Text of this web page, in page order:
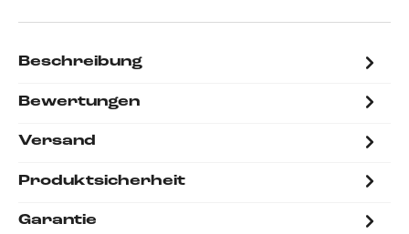
Beschreibung
Bewertungen
Versand
Produktsicherheit
Garantie